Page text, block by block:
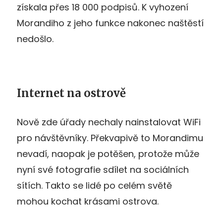
získala přes 18 000 podpisů. K vyhození
Morandiho z jeho funkce nakonec naštěstí
nedošlo.
Internet na ostrově
Nově zde úřady nechaly nainstalovat WiFi
pro návštěvníky. Překvapivě to Morandimu
nevadí, naopak je potěšen, protože může
nyní své fotografie sdílet na sociálních
sítích. Takto se lidé po celém světě
mohou kochat krásami ostrova.